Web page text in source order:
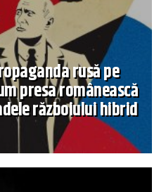
rusă pe
presa românească
războiului hibrid